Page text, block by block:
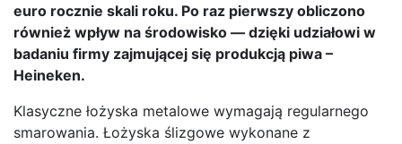
euro rocznie skali roku. Po raz pierwszy obliczono
również wpływ na środowisko — dzięki udziałowi w
badaniu firmy zajmującej się produkcją piwa –
Heineken.
Klasyczne łożyska metalowe wymagają regularnego
smarowania. Łożyska ślizgowe wykonane z